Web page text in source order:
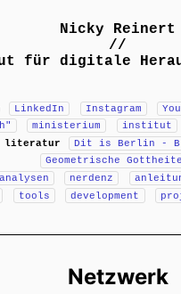
Nicky Reinert
//
für digitale
LinkedIn Instagram
ministerium institut
literatur
Dit is Berlin -
Geometrische
analysen nerdenz
tools development
Netzwerk